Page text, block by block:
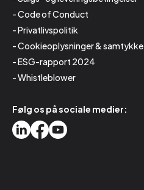
Code of Conduct
Privatlivspolitik
Cookieoplysninger & samtykke
ESG-rapport 2024
Whistleblower
Følg os på sociale medier: